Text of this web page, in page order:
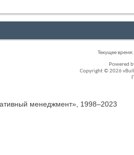
Текущее время:
Powered
Copyright © 2026
менеджмент», 1998–2023